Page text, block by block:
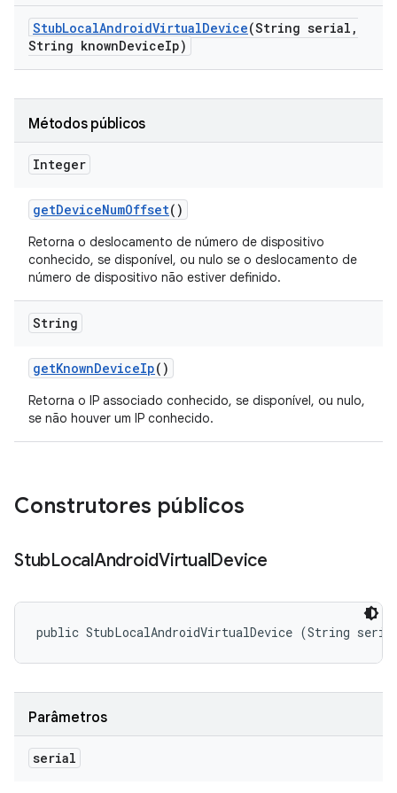
StubLocalAndroidVirtualDevice(String serial ,
String knownDeviceIp)
Métodos públicos
Integer
getDeviceNumOffset()
Retorna o deslocamento de número de dispositivo
conhecido, se disponível, ou nulo se o deslocamento de
número de dispositivo não estiver definido.
String
getKnownDeviceIp()
Retorna o IP associado conhecido, se disponível, ou nulo,
se não houver um IP conhecido.
Construtores públicos
StubLocalAndroidVirtualDevice
public StubLocalAndroidVirtualDevice (String
Parâmetros
serial